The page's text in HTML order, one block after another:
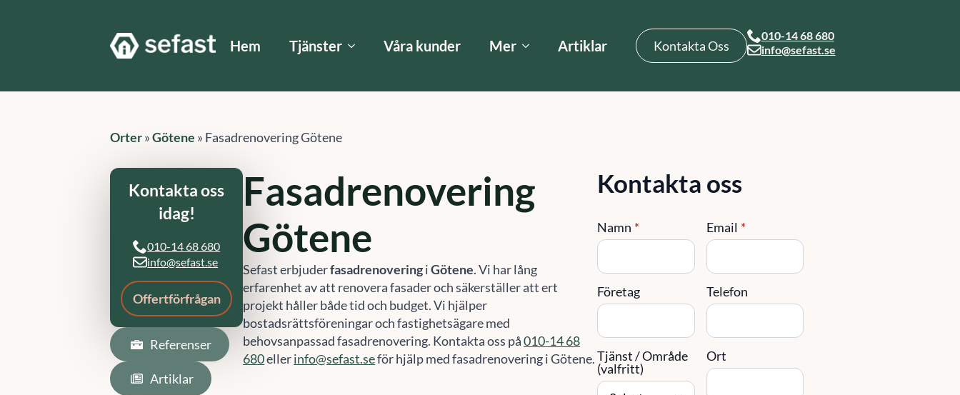
Hem Tjänster Våra kunder Mer Artiklar Kontakta Oss
010-14 68 680
info@sefast.se
Orter»Götene » Fasadrenovering Götene
Kontakta oss
idag!
010-14 68 680
info@sefast.se
Offertförfrågan
Referenser
Artiklar
Fasadrenovering
Götene
Sefast erbjuderfasadrenoveringiGötene. Vi har lång
erfarenhet av att renovera fasader och säkerställer att ert
projekt håller både tid och budget. Vi hjälper
bostadsrättsföreningar och fastighetsägare med
behovsanpassad fasadrenovering. Kontakta oss på010-14 68
680ellerinfo@sefast.seför hjälp med fasadrenovering i Götene.
Kontakta oss
Namn * Email *
Företag Telefon
Tjänst / Område
(valfritt)
Ort